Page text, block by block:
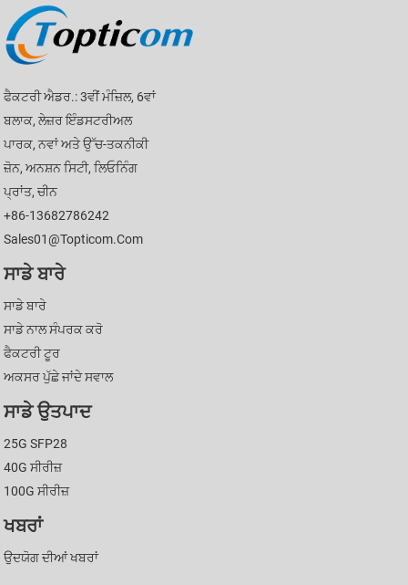
ਫੈਕਟਰੀ ਐਡਰ.: 3ਵੀਂ ਮੰਜ਼ਿਲ, 6ਵਾਂ
ਬਲਾਕ, ਲੇਜ਼ਰ ਇੰਡਸਟਰੀਅਲ
ਪਾਰਕ, ​​ਨਵਾਂ ਅਤੇ ਉੱਚ-ਤਕਨੀਕੀ
ਜ਼ੋਨ, ਅਨਸ਼ਨ ਸਿਟੀ, ਲਿਓਨਿੰਗ
ਪ੍ਰਾਂਤ, ਚੀਨ
+86-13682786242
Sales01@topticom.com
ਸਾਡੇ ਬਾਰੇ
ਸਾਡੇ ਬਾਰੇ
ਸਾਡੇ ਨਾਲ ਸੰਪਰਕ ਕਰੋ
ਫੈਕਟਰੀ ਟੂਰ
ਅਕਸਰ ਪੁੱਛੇ ਜਾਂਦੇ ਸਵਾਲ
ਸਾਡੇ ਉਤਪਾਦ
25G SFP28
40G ਸੀਰੀਜ਼
100G ਸੀਰੀਜ਼
ਖਬਰਾਂ
ਉਦਯੋਗ ਦੀਆਂ ਖਬਰਾਂ